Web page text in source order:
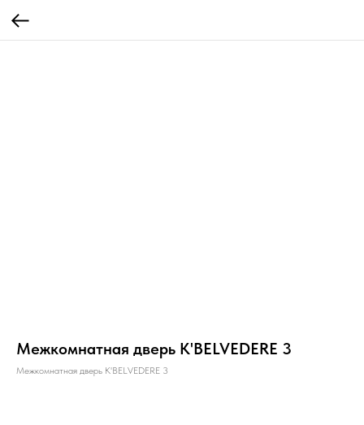
Межкомнатная дверь K'BELVEDERE 3
Межкомнатная дверь K'BELVEDERE 3